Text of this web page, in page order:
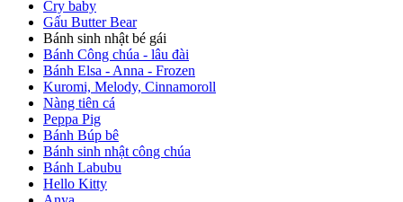
Cry baby
Gấu Butter Bear
Bánh sinh nhật bé gái
Bánh Công chúa - lâu đài
Bánh Elsa - Anna - Frozen
Kuromi, Melody, Cinnamoroll
Nàng tiên cá
Peppa Pig
Bánh Búp bê
Bánh sinh nhật công chúa
Bánh Labubu
Hello Kitty